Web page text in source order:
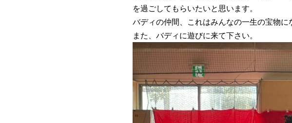
を過ごしてもらいたいと思います。
バディの仲間、これはみんなの一生の宝物に
また、バディに遊びに来て下さい。